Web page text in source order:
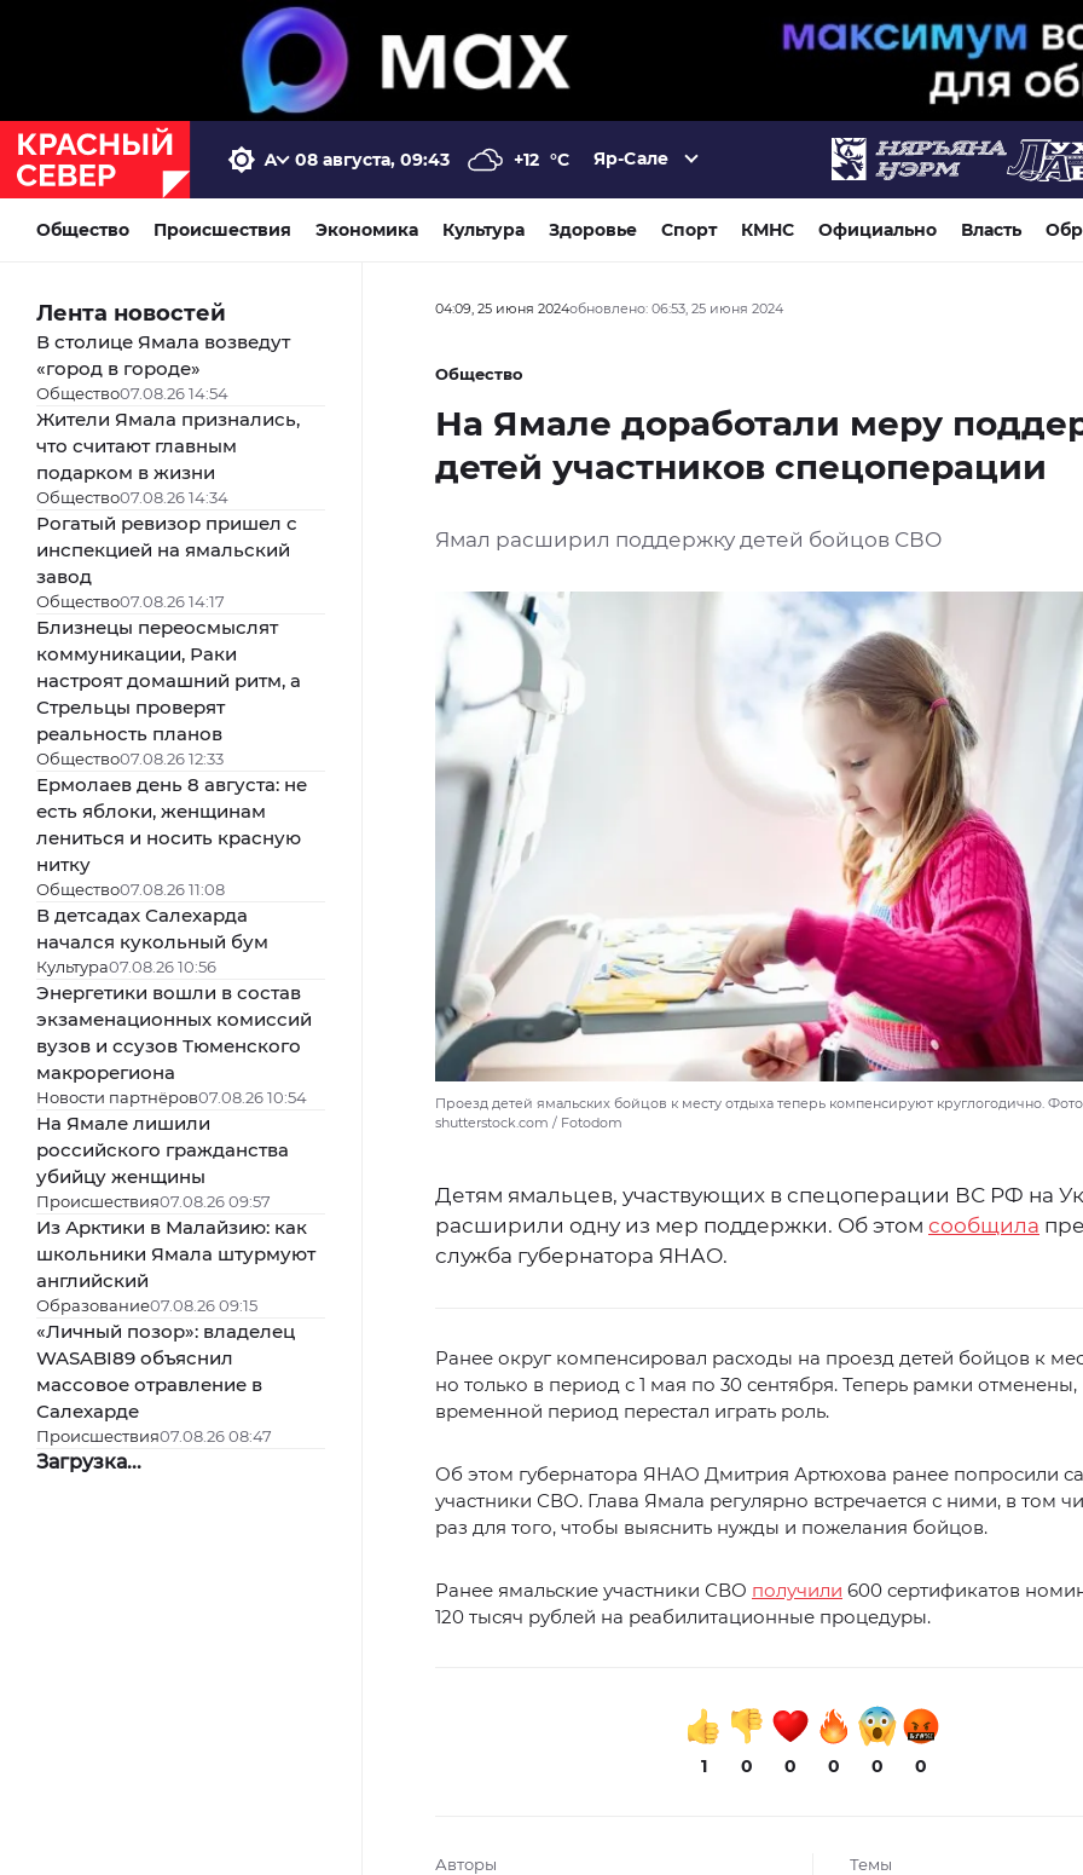
08 августа, 09:43 +12 °C Яр-Сале
Общество Происшествия Экономика Культура Здоровье Спорт КМНС Официально Власть
Лента новостей
В столице Ямала возведут
«город в городе»
Общество07.08.26 14:54
Жители Ямала признались,
что считают главным
подарком в жизни
Общество07.08.26 14:34
Рогатый ревизор пришел с
инспекцией на ямальский
завод
Общество07.08.26 14:17
Близнецы переосмыслят
коммуникации, Раки
настроят домашний ритм, а
Стрельцы проверят
реальность планов
Общество07.08.26 12:33
Ермолаев день 8 августа: не
есть яблоки, женщинам
лениться и носить красную
нитку
Общество07.08.26 11:08
В детсадах Салехарда
начался кукольный бум
Культура07.08.26 10:56
Энергетики вошли в состав
экзаменационных комиссий
вузов и ссузов Тюменского
макрорегиона
Новости партнёров07.08.26 10:54
На Ямале лишили
российского гражданства
убийцу женщины
Происшествия07.08.26 09:57
Из Арктики в Малайзию: как
школьники Ямала штурмуют
английский
Образование07.08.26 09:15
«Личный позор»: владелец
WASABI89 объяснил
массовое отравление в
Салехарде
Происшествия07.08.26 08:47
Загрузка...
04:09, 25 июня 2024обновлено: 06:53, 25 июня 2024
Общество
На Ямале доработали меру
детей участников спецоперации
Ямал расширил поддержку детей бойцов СВО
Проезд детей ямальских бойцов к месту отдыха теперь компенсируют круглогодично.
shutterstock.com / Fotodom
Детям ямальцев, участвующих в спецоперации ВС РФ на
расширили одну из мер поддержки. Об этом сообщила
служба губернатора ЯНАО.
Ранее округ компенсировал расходы на проезд детей бойцов к
но только в период с 1 мая по 30 сентября. Теперь рамки отменены,
временной период перестал играть роль.
Об этом губернатора ЯНАО Дмитрия Артюхова ранее попросили
участники СВО. Глава Ямала регулярно встречается с ними, в том
раз для того, чтобы выяснить нужды и пожелания бойцов.
Ранее ямальские участники СВО получили 600 сертификатов
120 тысяч рублей на реабилитационные процедуры.
1 0 0 0 0 0
Авторы Темы